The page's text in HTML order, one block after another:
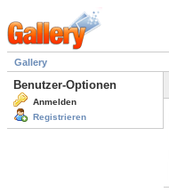
Gallery
Benutzer-Optionen
Anmelden
Registrieren